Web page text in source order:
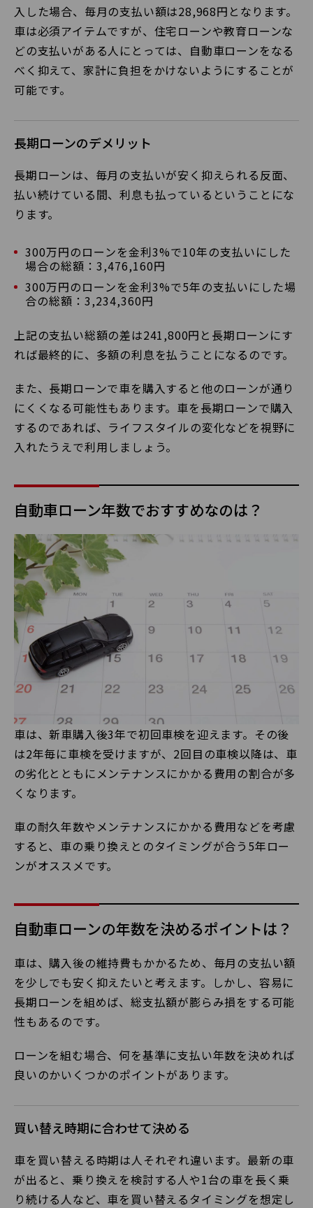
入した場合、毎月の支払い額は28,968円となります。
車は必須アイテムですが、住宅ローンや教育ローンな
どの支払いがある人にとっては、自動車ローンをなる
べく抑えて、家計に負担をかけないようにすることが
可能です。
長期ローンのデメリット
長期ローンは、毎月の支払いが安く抑えられる反面、
払い続けている間、利息も払っているということにな
ります。
300万円のローンを金利3%で10年の支払いにした
場合の総額：3,476,160円
300万円のローンを金利3%で5年の支払いにした場
合の総額：3,234,360円
上記の支払い総額の差は241,800円と長期ローンにす
れば最終的に、多額の利息を払うことになるのです。
また、長期ローンで車を購入すると他のローンが通り
にくくなる可能性もあります。車を長期ローンで購入
するのであれば、ライフスタイルの変化などを視野に
入れたうえで利用しましょう。
自動車ローン年数でおすすめなのは？
車は、新車購入後3年で初回車検を迎えます。その後
は2年毎に車検を受けますが、2回目の車検以降は、車
の劣化とともにメンテナンスにかかる費用の割合が多
くなります。
車の耐久年数やメンテナンスにかかる費用などを考慮
すると、車の乗り換えとのタイミングが合う5年ロー
ンがオススメです。
自動車ローンの年数を決めるポイントは？
車は、購入後の維持費もかかるため、毎月の支払い額
を少しでも安く抑えたいと考えます。しかし、容易に
長期ローンを組めば、総支払額が膨らみ損をする可能
性もあるのです。
ローンを組む場合、何を基準に支払い年数を決めれば
良いのかいくつかのポイントがあります。
買い替え時期に合わせて決める
車を買い替える時期は人それぞれ違います。最新の車
が出ると、乗り換えを検討する人や1台の車を長く乗
り続ける人など、車を買い替えるタイミングを想定し